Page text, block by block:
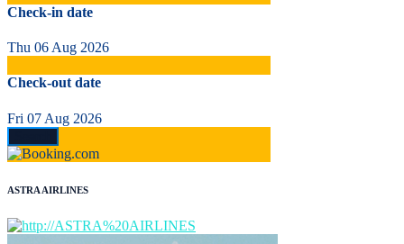
Check-in date
Thu 06 Aug 2026
Check-out date
Fri 07 Aug 2026
ASTRA AIRLINES